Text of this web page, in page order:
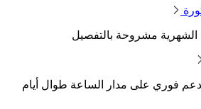
مشروحة بالتفصيل
مدار الساعة طوال أيام